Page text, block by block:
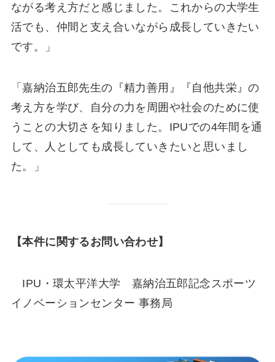
ながる考え方だと感じました。これからの大学生
活でも、仲間と支え合いながら成長していきたい
です。」
「嘉納治五郎先生の『精力善用』『自他共栄』の
考え方を学び、自分の力を周囲や社会のために使
うことの大切さを知りました。IPUでの4年間を通
して、人としても成長していきたいと思いまし
た。」
【本件に関するお問い合わせ】
IPU・環太平洋大学 嘉納治五郎記念スポーツ
イノベーションセンター 事務局